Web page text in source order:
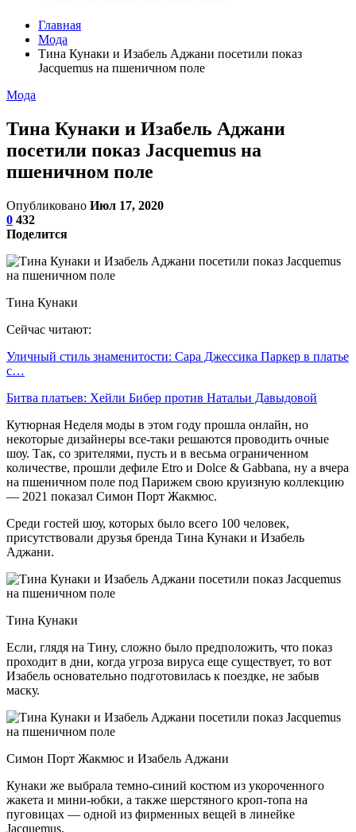
Главная
Мода
Тина Кунаки и Изабель Аджани посетили показ
Jacquemus на пшеничном поле
Мода
Тина Кунаки и Изабель Аджани
посетили показ Jacquemus на
пшеничном поле
Опубликовано Июл 17, 2020
0 432
Поделится
Тина Кунаки
Сейчас читают:
Уличный стиль знаменитости: Сара Джессика Паркер в платье
с…
Битва платьев: Хейли Бибер против Натальи Давыдовой
Кутюрная Неделя моды в этом году прошла онлайн, но
некоторые дизайнеры все-таки решаются проводить очные
шоу. Так, со зрителями, пусть и в весьма ограниченном
количестве, прошли дефиле Etro и Dolce & Gabbana, ну а вчера
на пшеничном поле под Парижем свою круизную коллекцию
— 2021 показал Симон Порт Жакмюс.
Среди гостей шоу, которых было всего 100 человек,
присутствовали друзья бренда Тина Кунаки и Изабель
Аджани.
Тина Кунаки
Если, глядя на Тину, сложно было предположить, что показ
проходит в дни, когда угроза вируса еще существует, то вот
Изабель основательно подготовилась к поездке, не забыв
маску.
Симон Порт Жакмюс и Изабель Аджани
Кунаки же выбрала темно-синий костюм из укороченного
жакета и мини-юбки, а также шерстяного кроп-топа на
пуговицах — одной из фирменных вещей в линейке
Jacquemus.